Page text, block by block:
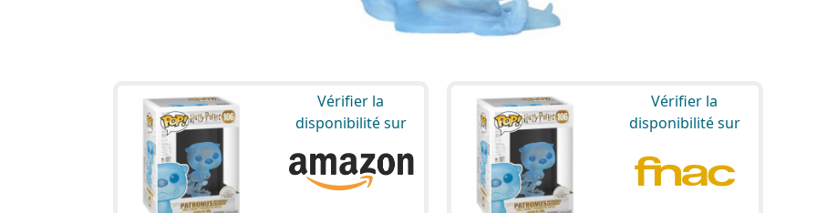
Vérifier la
disponibilité sur
Vérifier la
disponibilité sur